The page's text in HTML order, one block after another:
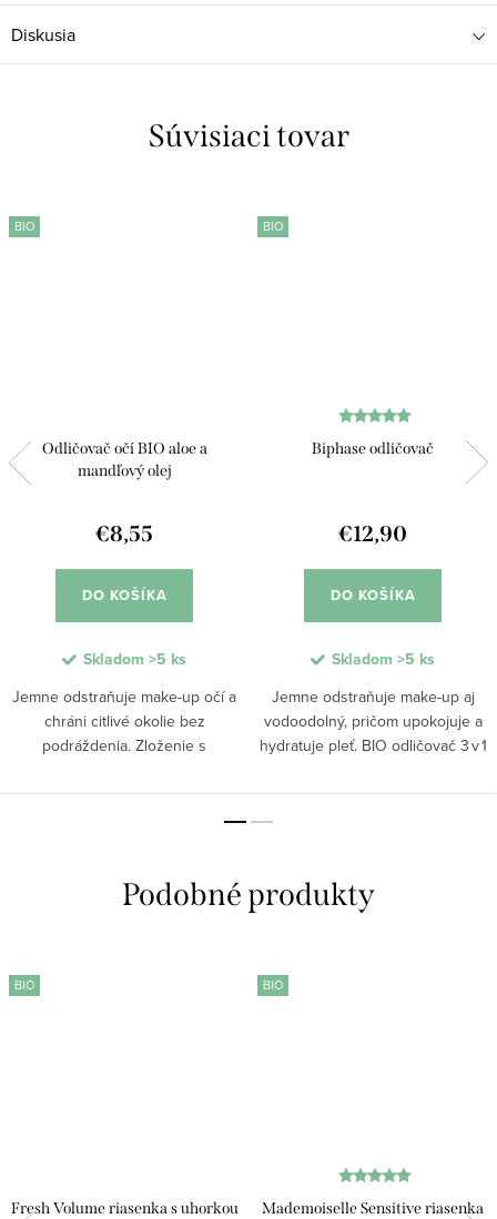
Diskusia
Súvisiaci tovar
BIO
Odličovač očí BIO aloe a
mandľový olej
€8,55
DO KOŠÍKA
Skladom >5 ks
Jemne odstraňuje make-up očí a
chráni citlivé okolie bez
podráždenia. Zloženie s
pokožku vyživiť a hydratovať bez
BIO
Biphase odličovač
€12,90
DO KOŠÍKA
Skladom >5 ks
Jemne odstraňuje make-up aj
vodoodolný, pričom upokojuje a
hydratuje pleť. BIO odličovač 3 v 1
posilňuje mihalnice a dodáva...
BIO
Fresh Volume riasenka s uhorkou
BIO
Mademoiselle Sensitive riasenka